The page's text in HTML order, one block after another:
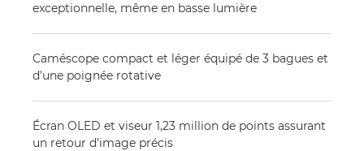
exceptionnelle, même en basse lumière
Caméscope compact et léger équipé de 3 bagues et
d'une poignée rotative
Écran OLED et viseur 1,23 million de points assurant
un retour d'image précis